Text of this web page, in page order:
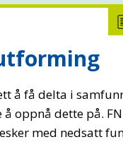
å få delta i
oppnå dette på.
med nedsatt